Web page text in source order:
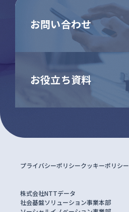
お問い合わせ
お役立ち資料
プライバシーポリシークッキーポリシー
株式会社NTTデータ
社会基盤ソリューション事業本部